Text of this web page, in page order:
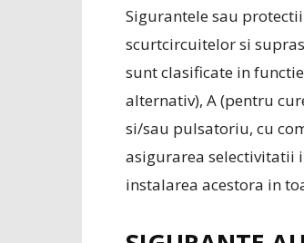
Sigurantele sau
scurtcircuitelor si
sunt clasificate in
alternativ), A (pentru
si/sau pulsatoriu, cu
asigurarea selectivitatii
instalarea acestora in